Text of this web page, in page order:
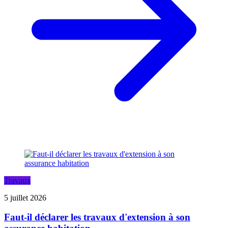
Travaux
5 juillet 2026
Faut-il déclarer les travaux d'extension à son